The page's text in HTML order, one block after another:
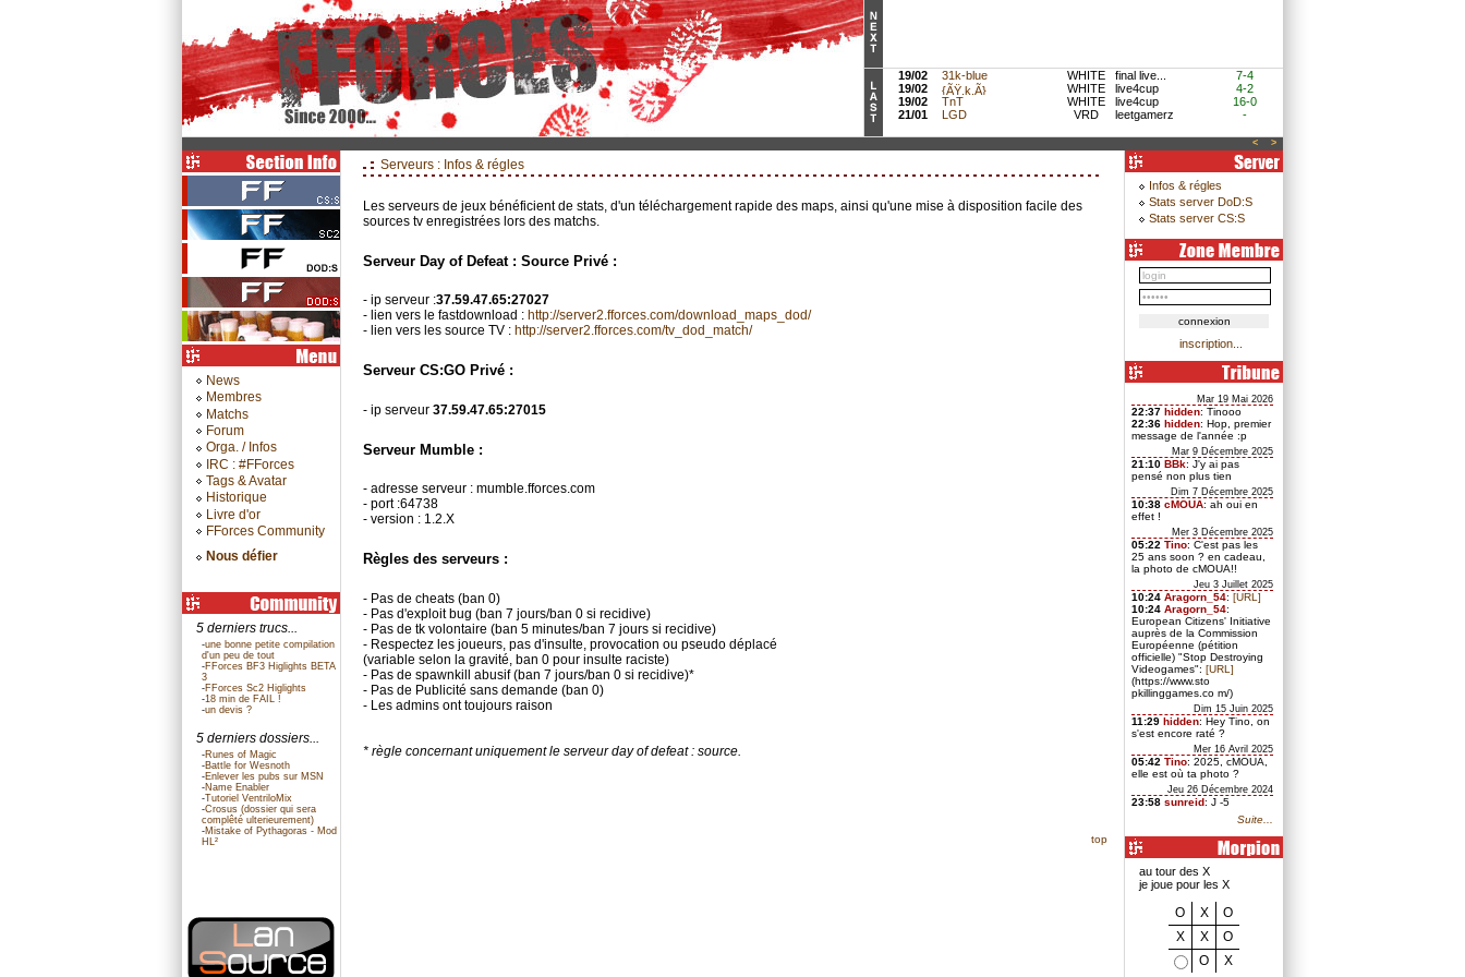
19/02 31k-blue WHITE final live...
7-4
19/02
{ÃŸ.k.Ã} WHITE live4cup
4-2
19/02
TnT WHITE live4cup
16-0
21/01
LGD VRD leetgamerz -
< >
News
Membres
Matchs
Forum
Orga. / Infos
IRC : #FForces
Tags & Avatar
Historique
Livre d'or
FForces Community
Nous défier
5 derniers trucs...
-une bonne petite compilation
d'un peu de tout
-FForces BF3 Higlights BETA
3
-FForces Sc2 Higlights
-18 min de FAIL !
-un devis ?
5 derniers dossiers...
-Runes of Magic
-Battle for Wesnoth
-Enlever les pubs sur MSN
-Name Enabler
-Tutoriel VentriloMix
-Crosus (dossier qui sera
complêté ulterieurement)
-Mistake of Pythagoras - Mod
HL²
Serveurs : Infos & régles
Les serveurs de jeux bénéficient de stats, d'un téléchargement rapide des maps, ainsi qu'une mise à disposition facile des
sources tv enregistrées lors des matchs.
Serveur Day of Defeat : Source Privé :
- ip serveur :37.59.47.65:27027
- lien vers le fastdownload : http://server2.fforces.com/download_maps_dod/
- lien vers les source TV : http://server2.fforces.com/tv_dod_match/
Serveur CS:GO Privé :
- ip serveur 37.59.47.65:27015
Serveur Mumble :
- adresse serveur : mumble.fforces.com
- port :64738
- version : 1.2.X
Règles des serveurs :
- Pas de cheats (ban 0)
- Pas d'exploit bug (ban 7 jours/ban 0 si recidive)
- Pas de tk volontaire (ban 5 minutes/ban 7 jours si recidive)
- Respectez les joueurs, pas d'insulte, provocation ou pseudo déplacé
(variable selon la gravité, ban 0 pour insulte raciste)
- Pas de spawnkill abusif (ban 7 jours/ban 0 si recidive)*
- Pas de Publicité sans demande (ban 0)
- Les admins ont toujours raison
* règle concernant uniquement le serveur day of defeat : source.
top
Infos & régles
Stats server DoD:S
Stats server CS:S
inscription...
Mar 19 Mai 2026
22:37 hidden: Tinooo
22:36 hidden: Hop, premier
message de l'année :p
Mar 9 Décembre 2025
21:10 BBk: J'y ai pas
pensé non plus tien
Dim 7 Décembre 2025
10:38 cMOUA: ah oui en
effet !
Mer 3 Décembre 2025
05:22 Tino: C'est pas les
25 ans soon ? en cadeau,
la photo de cMOUA!!
Jeu 3 Juillet 2025
10:24 Aragorn_54: [URL]
10:24 Aragorn_54:
European Citizens' Initiative
auprès de la Commission
Européenne (pétition
officielle) "Stop Destroying
Videogames": [URL]
(https://www.sto
pkillinggames.co m/)
Dim 15 Juin 2025
11:29 hidden: Hey Tino, on
s'est encore raté ?
Mer 16 Avril 2025
05:42 Tino: 2025, cMOUA,
elle est où ta photo ?
Jeu 26 Décembre 2024
23:58 sunreid: J -5
Suite...
au tour des X
je joue pour les X
O X
O
X
X
O
O
X